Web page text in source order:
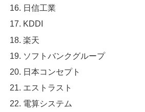
日信工業
KDDI
楽天
ソフトバンクグループ
日本コンセプト
エストラスト
電算システム